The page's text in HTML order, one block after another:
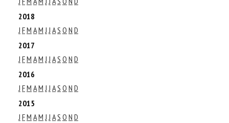
2018
J FM AM J J AS O N D
2017
J FM AM J J AS O N D
2016
J FM AM J J AS O N D
2015
J FM AM J J AS O N D